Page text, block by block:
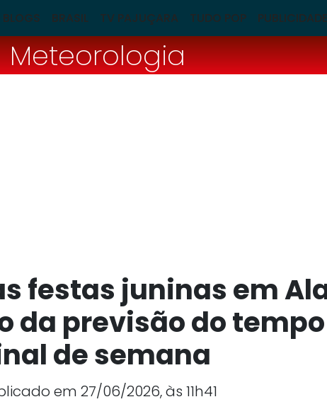
BLOGS BRASIL TV PAJUÇARA TUDO POP
Meteorologia
festas juninas em
da previsão do
de semana
em 27/06/2026, às 11h41